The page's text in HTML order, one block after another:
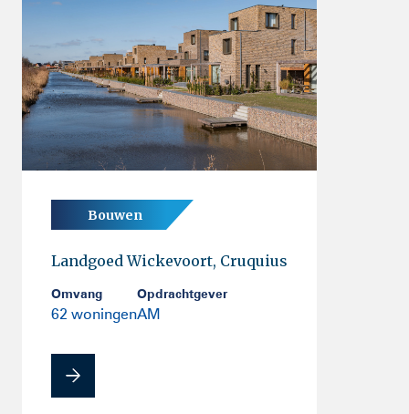
Bouwen
Landgoed Wickevoort, Cruquius
Omvang
62 woningen
Opdrachtgever
AM